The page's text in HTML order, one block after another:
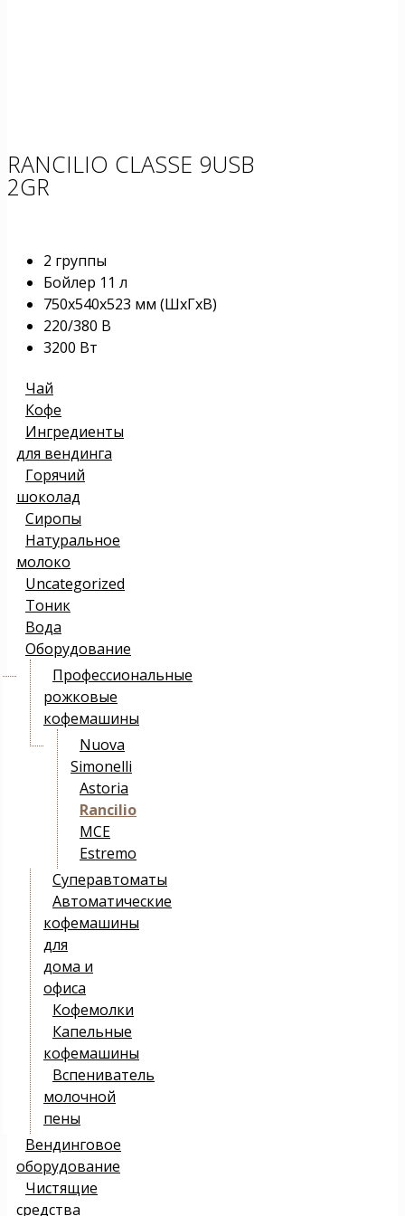
RANCILIO CLASSE 9USB
2GR
2 группы
Бойлер 11 л
750х540х523 мм (ШxГxВ)
220/380 В
3200 Вт
Чай
Кофе
Ингредиенты
для вендинга
Горячий
шоколад
Сиропы
Натуральное
молоко
Uncategorized
Тоник
Вода
Оборудование
Профессиональные
рожковые
кофемашины
Nuova
Simonelli
Astoria
Rancilio
MCE
Estremo
Суперавтоматы
Автоматические
кофемашины
для
дома и
офиса
Кофемолки
Капельные
кофемашины
Вспениватель
молочной
пены
Вендинговое
оборудование
Чистящие
средства